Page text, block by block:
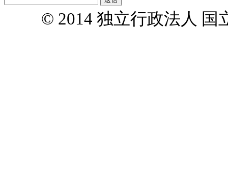
© 2014 独立行政法人 国